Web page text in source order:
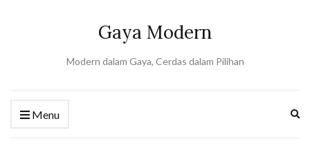
Gaya Modern
Modern dalam Gaya, Cerdas dalam Pilihan
Menu